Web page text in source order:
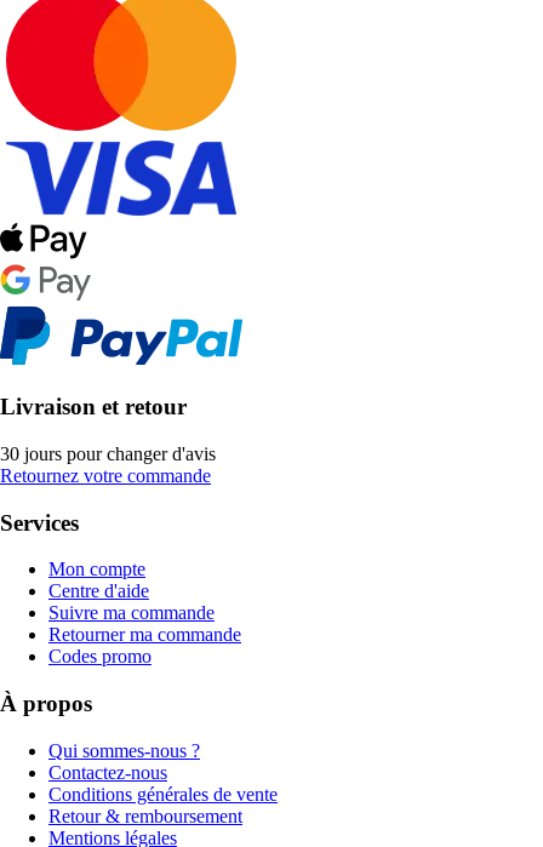
Livraison et retour
30 jours pour changer d'avis
Retournez votre commande
Services
Mon compte
Centre d'aide
Suivre ma commande
Retourner ma commande
Codes promo
À propos
Qui sommes-nous ?
Contactez-nous
Conditions générales de vente
Retour & remboursement
Mentions légales